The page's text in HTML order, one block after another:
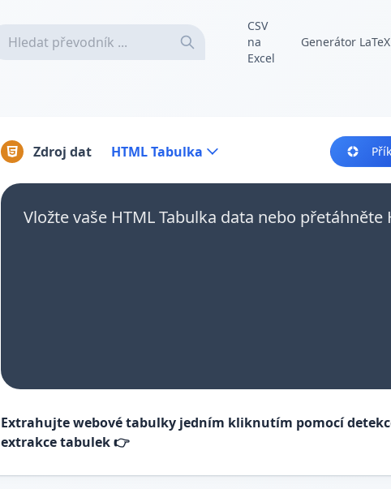
CSV
na
Excel
Generátor
Zdroj dat HTML Tabulka
Vložte vaše HTML Tabulka data nebo přetáhněte
Extrahujte webové tabulky jedním kliknutím pomocí
extrakce tabulek 👉